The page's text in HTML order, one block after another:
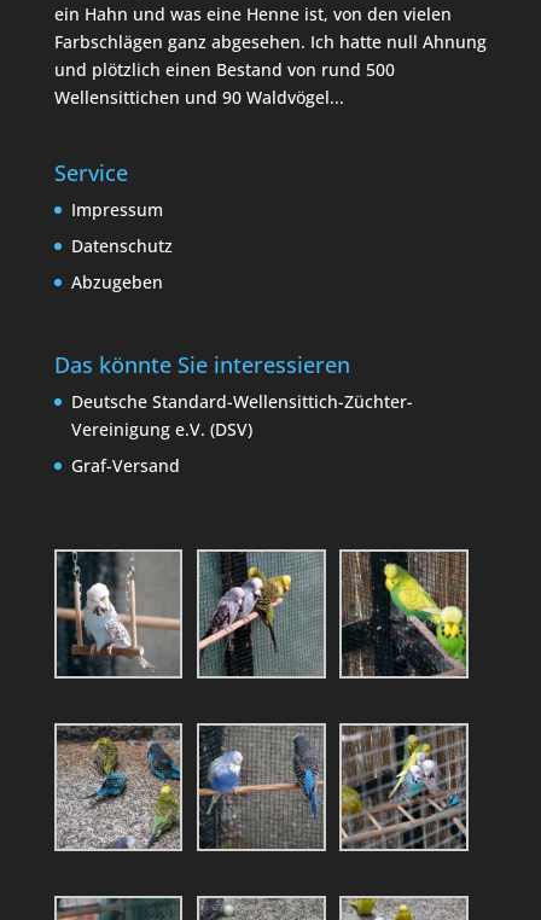
ein Hahn und was eine Henne ist, von den vielen
Farbschlägen ganz abgesehen. Ich hatte null Ahnung
und plötzlich einen Bestand von rund 500
Wellensittichen und 90 Waldvögel...
Service
Impressum
Datenschutz
Abzugeben
Das könnte Sie interessieren
Deutsche Standard-Wellensittich-Züchter-
Vereinigung e.V. (DSV)
Graf-Versand